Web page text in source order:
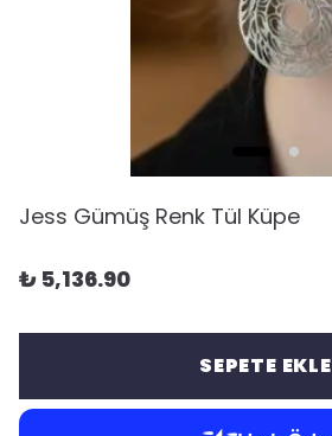
Jess Gümüş Renk Tül Küpe
₺ 5,136.90
SEPETE EKLE